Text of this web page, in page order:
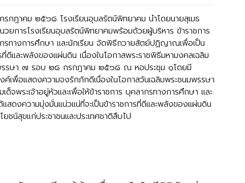
กฎาคม ๒๕๖๘ โรงเรียนอุบลรัตน์พิทยาคม นำโดยนายสุเมธ
วยการโรงเรียนอุบลรัตน์พิทยาคมพร้อมด้วยผู้บริหาร ข้าราชการ
รทางการศึกษา และนักเรียน จัดพิธีถวายสัตย์ปฏิญาณเพื่อเป็น
ที่ดีและพลังของแผ่นดิน เนื่องในโอกาสพระราชพิธีมหามงคลเฉลิม
รรษา ๗ รอบ ๒๘ กรกฎาคม ๒๕๖๘ ณ หอประชุม ๑โดยมี
ค์เพื่อแสดงความจงรักภักดีเนื่องในโอกาสวันเฉลิมพระชนมพรรษา
เด็จพระเจ้าอยู่หัวและเพื่อให้ข้าราชการ บุคลากรทางการศึกษา และ
แสดงความมุ่งมั่นแน่วแน่ที่จะเป็นข้าราชการที่ดีและพลังของแผ่นดิน
ยชน์สุขแก่ประชาชนและประเทศชาติสืบไป